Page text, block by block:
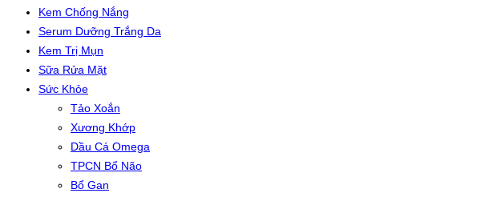
Kem Chống Nắng
Serum Dưỡng Trắng Da
Kem Trị Mụn
Sữa Rửa Mặt
Sức Khỏe
Tảo Xoắn
Xương Khớp
Dầu Cá Omega
TPCN Bổ Não
Bổ Gan